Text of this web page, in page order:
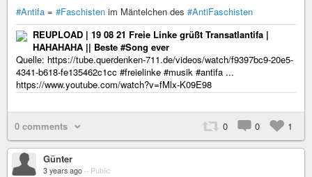
#Antifa = #Faschisten im Mäntelchen des #AntiFaschisten
REUPLOAD | 19 08 21 Freie Linke grüßt Transatlantifa |
HAHAHAHA || Beste #Song ever
Quelle: https://tube.querdenken-711.de/videos/watch/f9397bc9-20e5-
4341-b618-fe135462c1cc #freielinke #musik #antifa ...
https://www.youtube.com/watch?v=fMlx-K09E98
0 comments 0 0 1
Günter
3 years ago – Public